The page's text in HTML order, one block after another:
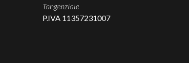
Tangenziale
P.IVA 11357231007